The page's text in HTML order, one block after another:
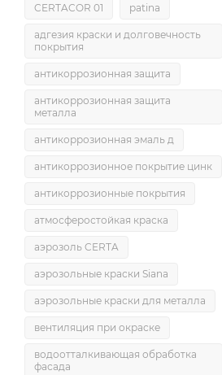
CERTACOR 01 patina
адгезия краски и долговечность
покрытия
антикоррозионная защита
антикоррозионная защита
металла
антикоррозионная эмаль д
антикоррозионное покрытие цинк
антикоррозионные покрытия
атмосферостойкая краска
аэрозоль CERTA
аэрозольные краски Siana
аэрозольные краски для металла
вентиляция при окраске
водоотталкивающая обработка
фасада